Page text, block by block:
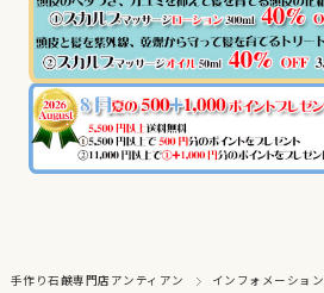
手作り石鹸専門店アンティアン
インフォメーション